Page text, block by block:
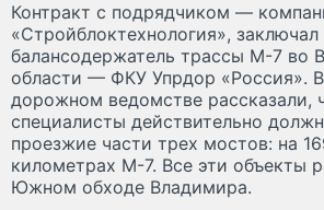
Контракт с подрядчиком —
«Стройблоктехнология»,
балансодержатель трассы М-7 во
области — ФКУ Упрдор «Россия».
дорожном ведомстве рассказали,
специалисты действительно
проезжие части трех мостов: на
километрах М-7. Все эти объекты
Южном обходе Владимира.